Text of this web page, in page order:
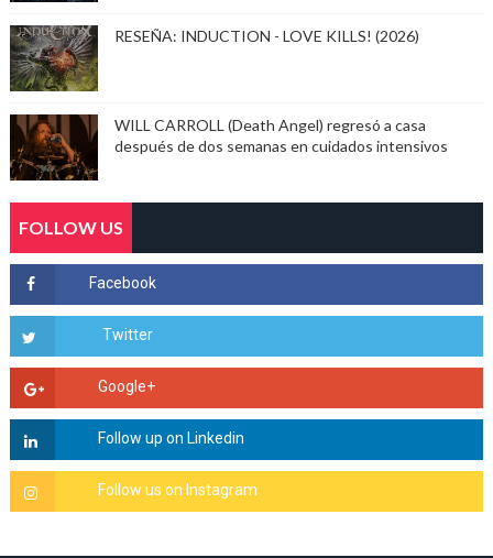
RESEÑA: INDUCTION - LOVE KILLS! (2026)
WILL CARROLL (Death Angel) regresó a casa
después de dos semanas en cuidados intensivos
FOLLOW US